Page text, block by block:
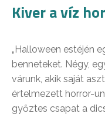
Kiver a víz
„Halloween estéjén
benneteket. Négy,
várunk, akik saját
értelmezett horror-
győztes csapat a